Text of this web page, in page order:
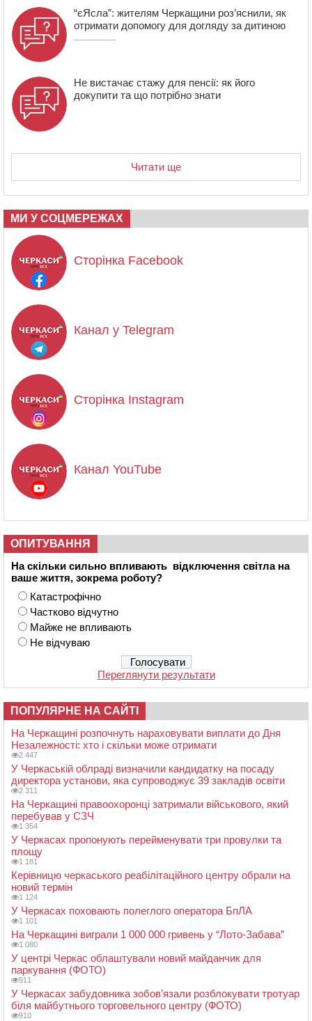
“єЯсла”: жителям Черкащини роз’яснили, як
отримати допомогу для догляду за дитиною
Не вистачає стажу для пенсії: як його
докупити та що потрібно знати
Читати ще
МИ У СОЦМЕРЕЖАХ
Сторінка Facebook
Канал у Telegram
Сторінка Instagram
Канал YouTube
ОПИТУВАННЯ
На скільки сильно впливають відключення світла на
ваше життя, зокрема роботу?
Катастрофічно
Частково відчутно
Майже не впливають
Не відчуваю
Переглянути результати
ПОПУЛЯРНЕ НА САЙТІ
На Черкащині розпочнуть нараховувати виплати до Дня
Незалежності: хто і скільки може отримати
2 447
У Черкаській облраді визначили кандидатку на посаду
директора установи, яка супроводжує 39 закладів освіти
2 311
На Черкащині правоохоронці затримали військового, який
перебував у СЗЧ
1 354
У Черкасах пропонують перейменувати три провулки та
площу
1 181
Керівницю черкаського реабілітаційного центру обрали на
новий термін
1 124
У Черкасах поховають полеглого оператора БпЛА
1 101
На Черкащині виграли 1 000 000 гривень у “Лото-Забава”
1 080
У центрі Черкас облаштували новий майданчик для
паркування (ФОТО)
911
У Черкасах забудовника зобов’язали розблокувати тротуар
біля майбутнього торговельного центру (ФОТО)
910